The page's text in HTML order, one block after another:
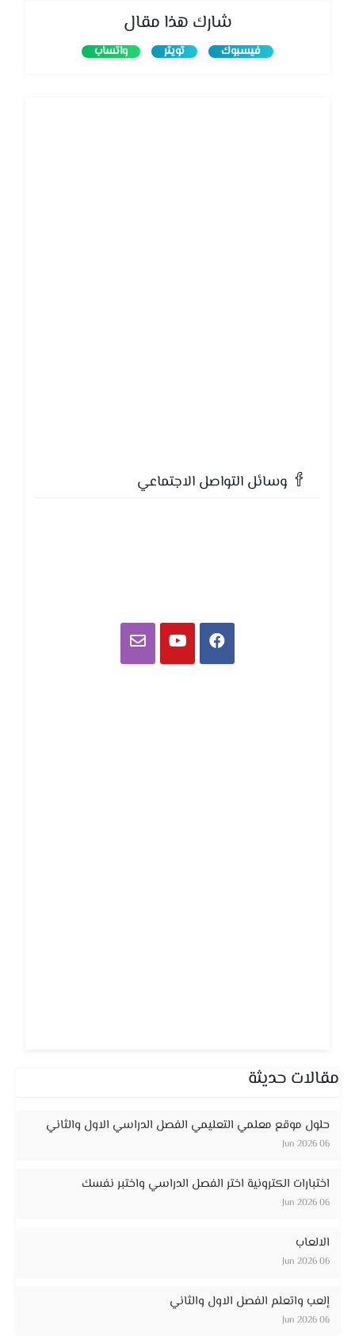
شارك هذا مقال
فيسبوك تويتر واتساب
وسائل التواصل الاجتماعي
مقالات حديثة
حلول موقع معلمي التعليمي الفصل الدراسي الاول والثاني
06 Jun 2026
اختبارات الكترونية اختر الفصل الدراسي واختبر نفسك
06 Jun 2026
الالعاب
06 Jun 2026
إلعب واتعلم الفصل الاول والثاني
06 Jun 2026